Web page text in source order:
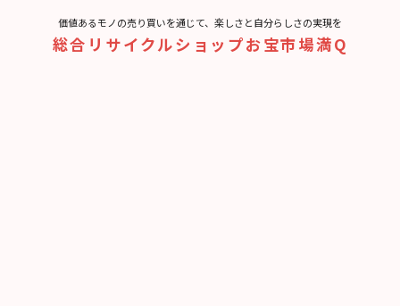
価値あるモノの売り買いを通じて、楽しさと⾃分らしさの実現を
総合リサイクルショップお宝市場満Q